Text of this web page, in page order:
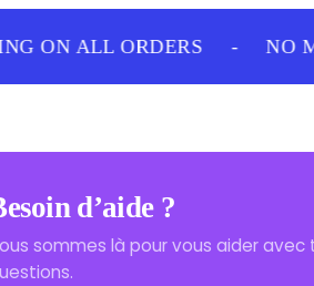
ON ALL ORDERS NO
d’aide ?
sommes là pour vous aider